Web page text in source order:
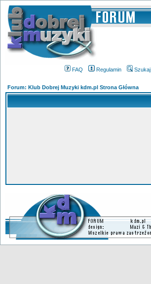
FAQ Regulamin Szukaj
Forum: Klub Dobrej Muzyki kdm.pl Strona Główna